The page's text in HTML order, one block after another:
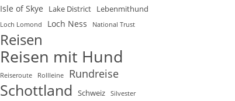
Isle of Skye Lake District Lebenmithund
Loch Lomond Loch Ness National Trust
Reisen
Reisen mit Hund
Reiseroute Rollleine Rundreise
Schottland Schweiz Silvester